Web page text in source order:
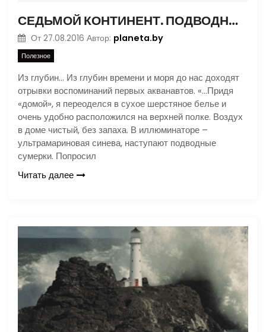
СЕДЬМОЙ КОНТИНЕНТ. ПОДВОДНЫЕ ОТЕЛИ ВМЕСТО ПОДВОДНЫХ ЗАВОДОВ
От 27.08.2016 Автор: planeta.by
Полезное
Из глубин… Из глубин времени и моря до нас доходят
отрывки воспоминаний первых акванавтов. «…Придя
«домой», я переоделся в сухое шерстяное белье и
очень удобно расположился на верхней полке. Воздух
в доме чистый, без запаха. В иллюминаторе –
ультрамариновая синева, наступают подводные
сумерки. Попросил
Читать далее